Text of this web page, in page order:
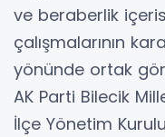
ve beraberlik
çalışmalarının
yönünde ortak
AK Parti Bilecik
İlçe Yönetim